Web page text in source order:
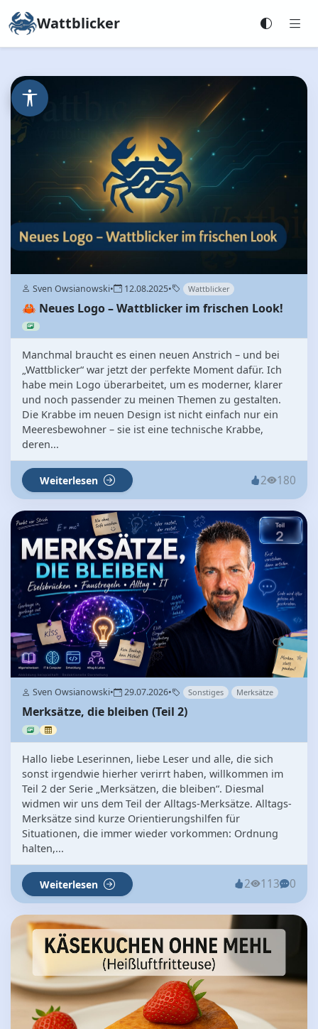
Wattblicker
Sven Owsianowski• 12.08.2025• Wattblicker
🦀 Neues Logo – Wattblicker im frischen Look!
Manchmal braucht es einen neuen Anstrich – und bei
„Wattblicker“ war jetzt der perfekte Moment dafür. Ich
habe mein Logo überarbeitet, um es moderner, klarer
und noch passender zu meinen Themen zu gestalten.
Die Krabbe im neuen Design ist nicht einfach nur ein
Meeresbewohner – sie ist eine technische Krabbe,
deren...
Weiterlesen 2 180
Sven Owsianowski• 29.07.2026• Sonstiges Merksätze
Merksätze, die bleiben (Teil 2)
Hallo liebe Leserinnen, liebe Leser und alle, die sich
sonst irgendwie hierher verirrt haben, willkommen im
Teil 2 der Serie „Merksätzen, die bleiben“. Diesmal
widmen wir uns dem Teil der Alltags-Merksätze. Alltags-
Merksätze sind kurze Orientierungshilfen für
Situationen, die immer wieder vorkommen: Ordnung
halten,...
Weiterlesen 2 113 0